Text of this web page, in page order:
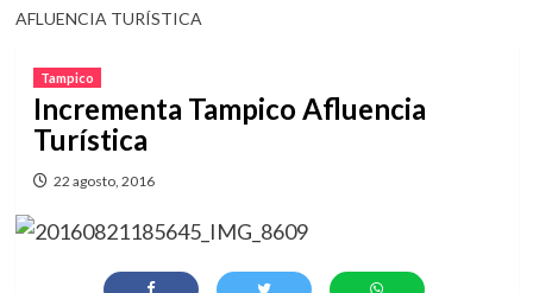
AFLUENCIA TURÍSTICA
Tampico
Incrementa Tampico Afluencia
Turística
22 agosto, 2016